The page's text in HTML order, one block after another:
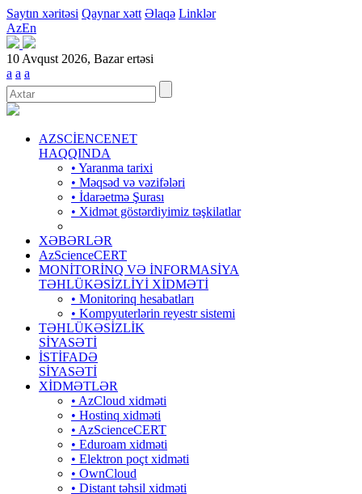
Saytın xəritəsi Qaynar xətt Əlaqə Linklər
AzEn
10 Avqust 2026, Bazar ertəsi
a a a
AZSCİENCENET
HAQQINDA
• Yaranma tarixi
• Məqsəd və vəzifələri
• İdarəetmə Şurası
• Xidmət göstərdiyimiz təşkilatlar
XƏBƏRLƏR
AzScienceCERT
MONİTORİNQ VƏ İNFORMASİYA
TƏHLÜKƏSİZLİYİ XİDMƏTİ
• Monitorinq hesabatları
• Kompyuterlərin reyestr sistemi
TƏHLÜKƏSİZLİK
SİYASƏTİ
İSTİFADƏ
SİYASƏTİ
XİDMƏTLƏR
• AzCloud xidməti
• Hostinq xidməti
• AzScienceCERT
• Eduroam xidməti
• Elektron poçt xidməti
• OwnCloud
• Distant təhsil xidməti